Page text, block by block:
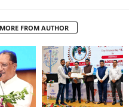
MORE FROM AUTHOR